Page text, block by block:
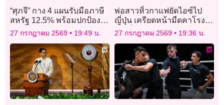
“ศุภจี” กาง 4 แผนรับมือภาษี
สหรัฐ 12.5% พร้อมปกป้อง
ผลประโยชน์ชาติ
27 กรกฎาคม 2569 19:49 น.
พ่อสาวหิ้วกาแฟยัดไอซ์ไป
ญี่ปุ่น เครียดหน้ามืดคาโรง
พัก มั่นใจลูกถูกหลอกใช้
27 กรกฎาคม 2569 19:36 น.